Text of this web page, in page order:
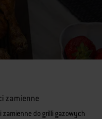
zamienne
zamienne do grilli gazowych